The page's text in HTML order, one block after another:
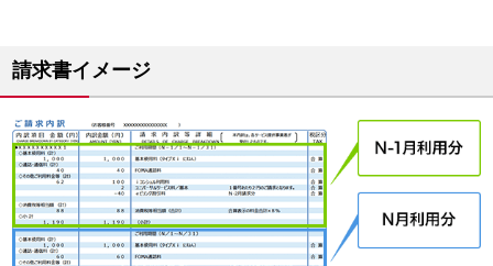
請求書イメージ